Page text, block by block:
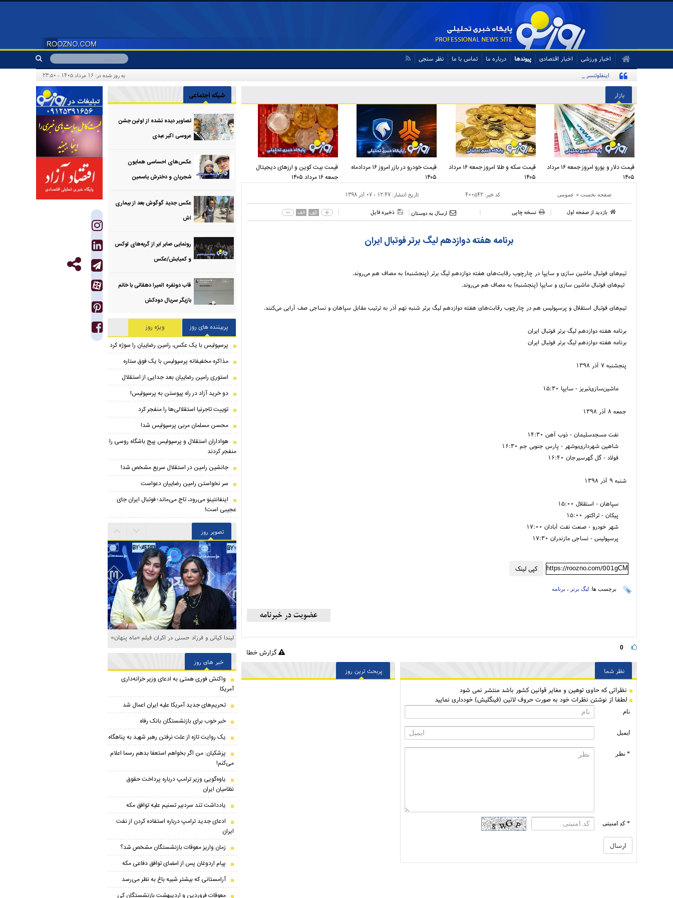
اخبار ورزشی اخبار اقتصادی پیوندها درباره ما تماس با ما نظر سنجی
اینفلوئنسر آمریکایی با پرچم ایران در تمرین تیم ملی به روز شده در: ۱۶ مرداد ۱۴۰۵ - ۲۳:۵۰
بازار
قیمت دلار و یورو امروز جمعه ۱۶ مرداد
۱۴۰۵
قیمت سکه و طلا امروز جمعه ۱۶ مرداد
۱۴۰۵
قیمت خودرو در بازر امروز ۱۶ مردادماه
۱۴۰۵
قیمت بیت کوین و ارز‌های دیجیتال
جمعه ۱۶ مرداد ۱۴۰۵
صفحه نخست » عمومی کد خبر:۴۰۰۵۴۲ تاریخ انتشار:۱۲:۴۷ - ۰۷ آذر ۱۳۹۸
بازدید از صفحه اول نسخه چاپی ارسال به دوستان ذخیره فایل الف الف
برنامه هفته دوازدهم لیگ برتر فوتبال ایران
تیم‌های فوتبال ماشین سازی و سایپا در چارچوب رقابت‌های هفته دوازدهم لیگ برتر (پنجشنبه) به مصاف هم می‌روند.
تیم‌های فوتبال ماشین سازی و سایپا (پنجشنبه) به مصاف هم می‌روند.
تیم‌های فوتبال استقلال و پرسپولیس هم در چارچوب رقابت‌های هفته دوازدهم لیگ برتر شنبه نهم آذر به ترتیب مقابل سپاهان و نساجی صف آرایی می‌کنند.
برنامه هفته دوازدهم لیگ برتر فوتبال ایران
برنامه هفته دوازدهم لیگ برتر فوتبال ایران
پنجشنبه ۷ آذر ۱۳۹۸
ماشین‌سازی‌تبریز - سایپا ۱۵:۳۰
جمعه ۸ آذر ۱۳۹۸
نفت مسجدسلیمان - ذوب آهن ۱۴:۳۰
شاهین شهرداری‌بوشهر - پارس جنوبی جم ۱۶:۳۰
فولاد - گل گهرسیرجان ۱۶:۴۰
شنبه ۹ آذر ۱۳۹۸
سپاهان - استقلال ۱۵:۰۰
پیکان - تراکتور ۱۵:۰۰
شهر خودرو - صنعت نفت آبادان ۱۷:۰۰
پرسپولیس - نساجی مازندران ۱۷:۳۰
کپی لینک https://roozno.com/001gCM
برچسب ها: لیگ برتر ، برنامه
0 گزارش خطا
نظر شما
نظراتی كه حاوی توهین و مغایر قوانین کشور باشد منتشر نمی شود
لطفا از نوشتن نظرات خود به صورت حروف لاتین (فینگلیش) خودداری نمایید
نام
ایمیل
* نظر
* کد امنیتی
پربحث ترین روز
شبکه اجتماعی
تصاویر دیده نشده از اولین جشن
عروسی اکبر عبدی
عکس‌های احساسی همایون
شجریان و دخترش یاسمین
عکس جدید گوگوش بعد از بیماری
اش
رونمایی صابر ابر از گربه‌های لوکس
و کمیابش/عکس
قاب دونفره المیرا دهقانی با خانم
بازیگر سریال دودکش
پربیننده های روز
ویژه روز
پرسپولیس با یک عکس، رامین رضاییان را سوژه کرد
مذاکره مخفیفانه پرسپولیس با یک فوق ستاره
استوری رامین رضاییان بعد جدایی از استقلال
دو خرید آزاد در راه پیوستن به پرسپولیس!
توییت تاجرنیا استقلالی‌ها را منفجر کرد
محسن مسلمان مربی پرسپولیس شد!
هواداران استقلال و پرسپولیس پیج باشگاه روسی را
منفجر کردند
جانشین رامین در استقلال سریع مشخص شد!
سر نخواستن رامین رضاییان دعواست
اینفانتینو می‌رود، تاج می‌ماند؛ فوتبال ایران جای
عجیبی است!
تصویر روز
لیندا کیانی و فرزاد حسنی در اکران فیلم «ماه پنهان»
خبر های روز
واکنش فوری همتی به ادعای وزیر خزانه‌داری
آمریکا
تحریم‌های جدید آمریکا علیه ایران اعمال شد
خبر خوب برای بازنشستگان بانک رفاه
یک روایت تازه از علت نرفتن رهبر شهید به پناهگاه
پزشکیان: من اگر بخواهم استعفا بدهم رسما اعلام
می‌کنم!
یاوه‌گویی وزیر ترامپ درباره پرداخت حقوق
نظامیان ایران
یادداشت تند سردبیر تسنیم علیه توافق مکه
ادعای جدید ترامپ درباره استفاده کردن از نفت
ایران
زمان واریز معوقات بازنشستگان مشخص شد؟
پیام اردوغان پس از امضای توافق دفاعی مکه
آرامستانی که بیشتر شبیه باغ به نظر می‌رسد
معوقات فروردین و اردیبهشت بازنشستگان کی